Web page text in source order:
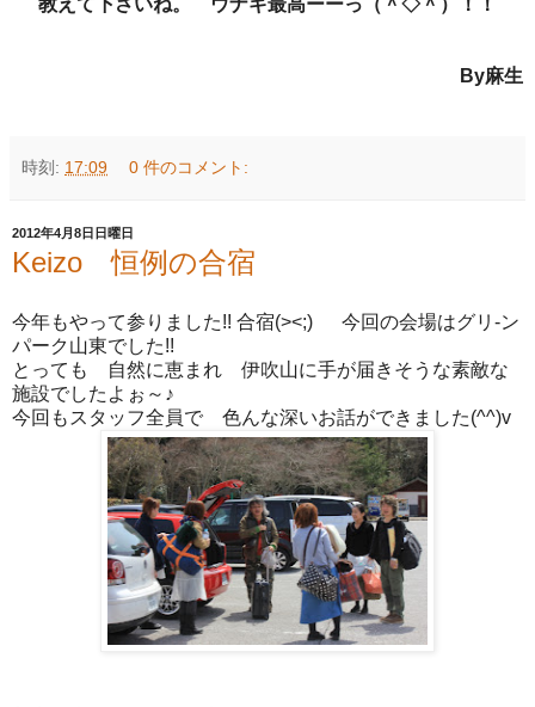
教えて下さいね。 ウナギ最高ーーっ（＾◇＾）！！
By麻生
時刻: 17:09 0 件のコメント:
2012年4月8日日曜日
Keizo 恒例の合宿
今年もやって参りました!! 合宿(><;) 今回の会場はグリ-ン
パーク山東でした!!
とっても 自然に恵まれ 伊吹山に手が届きそうな素敵な
施設でしたよぉ～♪
今回もスタッフ全員で 色んな深いお話ができました(^^)v